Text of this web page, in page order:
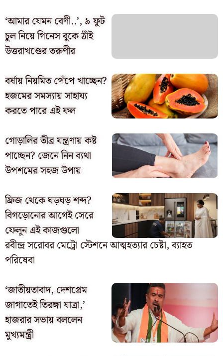
‘আমার যেমন বেণী..’, ৯ ফুট
চুল নিয়ে গিনেস বুকে ঠাঁই
উত্তরাখণ্ডের তরুণীর
বর্ষায় নিয়মিত পেঁপে খাচ্ছেন?
হজমের সমস্যায় সাহায্য
করতে পারে এই ফল
গোড়ালির তীব্র যন্ত্রণায় কষ্ট
পাচ্ছেন? জেনে নিন ব্যথা
উপশমের সহজ উপায়
ফ্রিজ থেকে ঘড়ঘড় শব্দ?
বিগড়োনোর আগেই সেরে
ফেলুন এই কাজগুলো
রবীন্দ্র সরোবর মেট্রো স্টেশনে আত্মহত্যার চেষ্টা, ব্যাহত
পরিষেবা
‘জাতীয়তাবাদ, দেশপ্রেম
জাগাতেই তিরঙ্গা যাত্রা,’
হাজরার সভায় বললেন
মুখ্যমন্ত্রী